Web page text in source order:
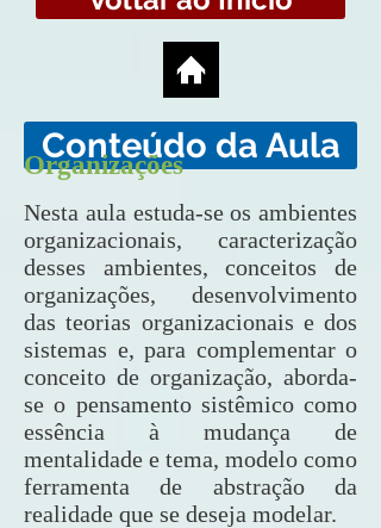
Conteúdo da Aula
Organizações
Nesta aula estuda-se os ambientes
organizacionais, caracterização
desses ambientes, conceitos de
organizações, desenvolvimento
das teorias organizacionais e dos
sistemas e, para complementar o
conceito de organização, aborda-
se o pensamento sistêmico como
essência à mudança de
mentalidade e tema, modelo como
ferramenta de abstração da
realidade que se deseja modelar.